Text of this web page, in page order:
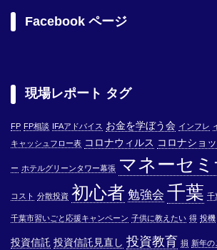
Facebook ページ
現場レポート タグ
FP FP相談 IFAアドバイス お金を学ぼう会 インフレ
キャッシュフロー表 コロナウィルス コロナショ
ー ホテルグリーンタワー幕張 マネーセ
コスト 分散投資 初心者 勉強会 千葉 千
千葉市習いごと応援キャンペーン 子供に教えたい 得 投機
投資信託 投資信託見直し 投資教育 損 新年の